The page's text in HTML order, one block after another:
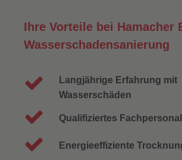
Ihre Vorteile bei Hamacher
Wasserschadensanierung
Langjährige Erfahrung mit
Wasserschäden
Qualifiziertes Fachpersonal
Energieeffiziente